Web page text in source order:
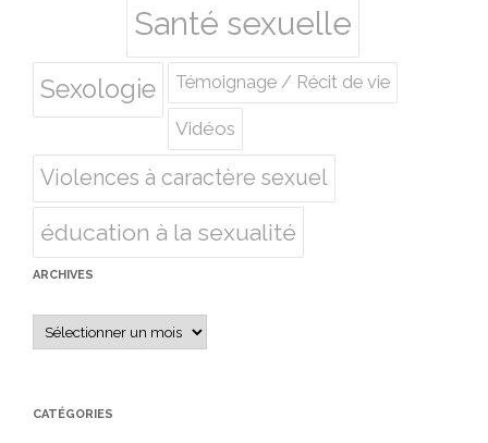
Santé sexuelle
Sexologie Témoignage / Récit de vie
Vidéos
Violences à caractère sexuel
éducation à la sexualité
ARCHIVES
Archives
CATÉGORIES